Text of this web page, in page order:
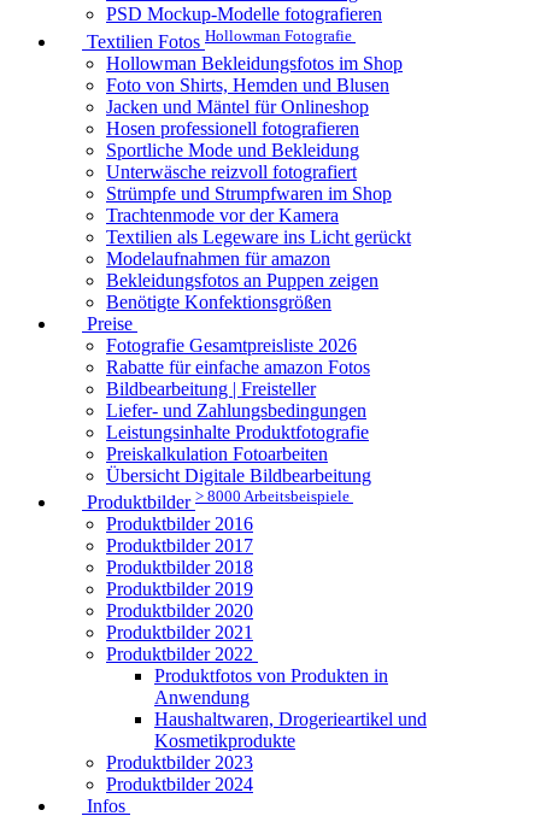
PSD Mockup-Modelle fotografieren
Textilien Fotos Hollowman Fotografie
Hollowman Bekleidungsfotos im Shop
Foto von Shirts, Hemden und Blusen
Jacken und Mäntel für Onlineshop
Hosen professionell fotografieren
Sportliche Mode und Bekleidung
Unterwäsche reizvoll fotografiert
Strümpfe und Strumpfwaren im Shop
Trachtenmode vor der Kamera
Textilien als Legeware ins Licht gerückt
Modelaufnahmen für amazon
Bekleidungsfotos an Puppen zeigen
Benötigte Konfektionsgrößen
Preise
Fotografie Gesamtpreisliste 2026
Rabatte für einfache amazon Fotos
Bildbearbeitung | Freisteller
Liefer- und Zahlungsbedingungen
Leistungsinhalte Produktfotografie
Preiskalkulation Fotoarbeiten
Übersicht Digitale Bildbearbeitung
Produktbilder > 8000 Arbeitsbeispiele
Produktbilder 2016
Produktbilder 2017
Produktbilder 2018
Produktbilder 2019
Produktbilder 2020
Produktbilder 2021
Produktbilder 2022
Produktfotos von Produkten in
Anwendung
Haushaltwaren, Drogerieartikel und
Kosmetikprodukte
Produktbilder 2023
Produktbilder 2024
Infos